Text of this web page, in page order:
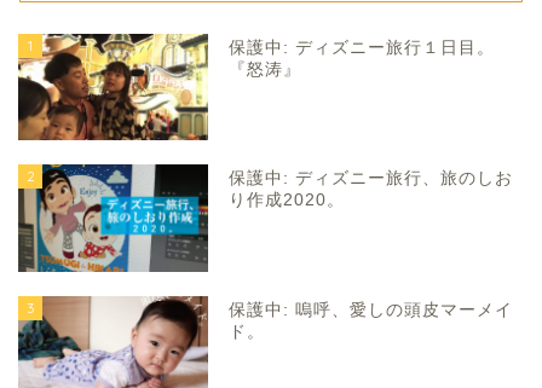
1
保護中: ディズニー旅行１日目。
『怒涛』
2
保護中: ディズニー旅行、旅のしお
り作成2020。
3
保護中: 嗚呼、愛しの頭皮マーメイ
ド。